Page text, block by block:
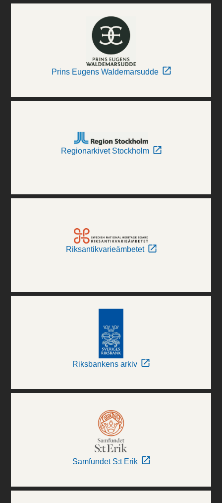
Prins Eugens Waldemarsudde
Regionarkivet Stockholm
Riksantikvarieämbetet
Riksbankens arkiv
Samfundet S:t Erik